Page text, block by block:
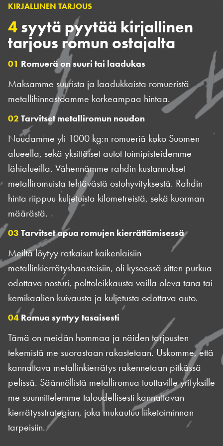
KIRJALLINEN TARJOUS
4syytä pyytää kirjallinen
tarjous romun ostajalta
01 Romuerä on suuri tai laadukas
Maksamme suurista ja laadukkaista romueristä
metallihinnastoamme korkeampaa hintaa.
02 Tarvitset metalliromun noudon
Noudamme yli 1000 kg:n romueriä koko Suomen
alueella, sekä yksittäiset autot toimipisteidemme
lähialueilla. Vähennämme rahdin kustannukset
metalliromuista tehtävästä ostohyvityksestä. Rahdin
hinta riippuu kuljetuista kilometreistä, sekä kuorman
määrästä.
03 Tarvitset apua romujen kierrättämisessä
Meiltä löytyy ratkaisut kaikenlaisiin
metallinkierrätyshaasteisiin, oli kyseessä sitten purkua
odottava nosturi, polttoleikkausta vailla oleva tana tai
kemikaalien kuivausta ja kuljetusta odottava auto.
04 Romua syntyy tasaisesti
Tämä on meidän hommaa ja näiden tarjousten
tekemistä me suorastaan rakastetaan. Uskomme, että
kannattava metallinkierrätys rakennetaan pitkässä
pelissä. Säännöllistä metalliromua tuottaville yrityksille
me suunnittelemme taloudellisesti kannattavan
kierrätysstrategian, joka mukautuu liiketoiminnan
tarpeisiin.